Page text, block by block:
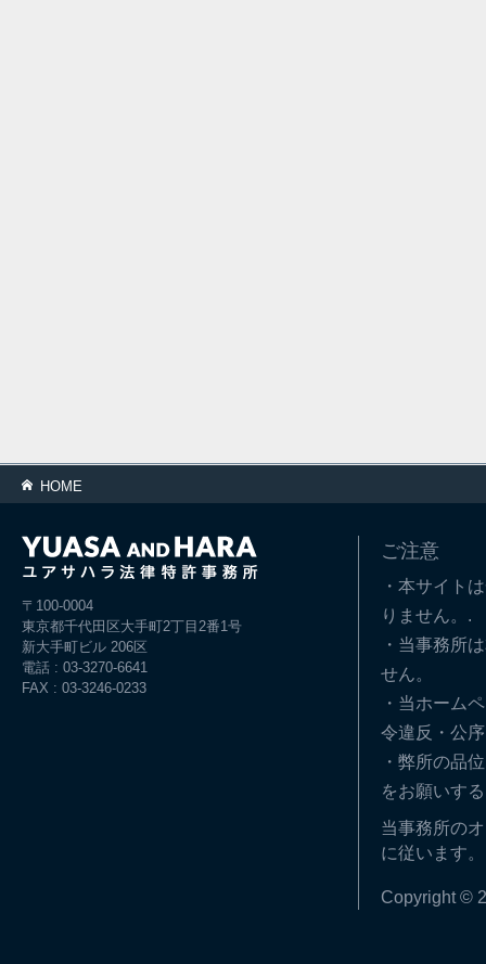
HOME
〒100-0004
東京都千代田区大手町2丁目2番1号
新大手町ビル 206区
電話 : 03-3270-6641
FAX : 03-3246-0233
ご注意
・本サイト
りません。.
・当事務所
せん。
・当ホーム
令違反・公
・弊所の品
をお願いす
当事務所の
に従います。
Copyright ©